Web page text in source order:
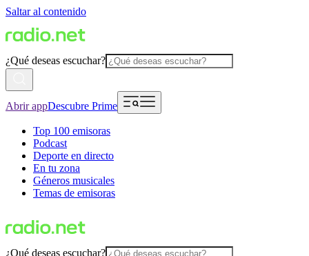
Saltar al contenido
¿Qué deseas escuchar?
Abrir appDescubre Prime
Top 100 emisoras
Podcast
Deporte en directo
En tu zona
Géneros musicales
Temas de emisoras
¿Qué deseas escuchar?